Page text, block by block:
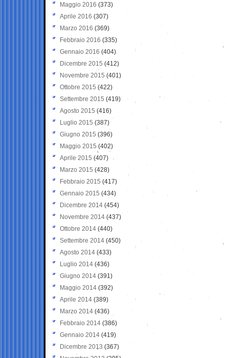
Maggio 2016 (373)
Aprile 2016 (307)
Marzo 2016 (369)
Febbraio 2016 (335)
Gennaio 2016 (404)
Dicembre 2015 (412)
Novembre 2015 (401)
Ottobre 2015 (422)
Settembre 2015 (419)
Agosto 2015 (416)
Luglio 2015 (387)
Giugno 2015 (396)
Maggio 2015 (402)
Aprile 2015 (407)
Marzo 2015 (428)
Febbraio 2015 (417)
Gennaio 2015 (434)
Dicembre 2014 (454)
Novembre 2014 (437)
Ottobre 2014 (440)
Settembre 2014 (450)
Agosto 2014 (433)
Luglio 2014 (436)
Giugno 2014 (391)
Maggio 2014 (392)
Aprile 2014 (389)
Marzo 2014 (436)
Febbraio 2014 (386)
Gennaio 2014 (419)
Dicembre 2013 (367)